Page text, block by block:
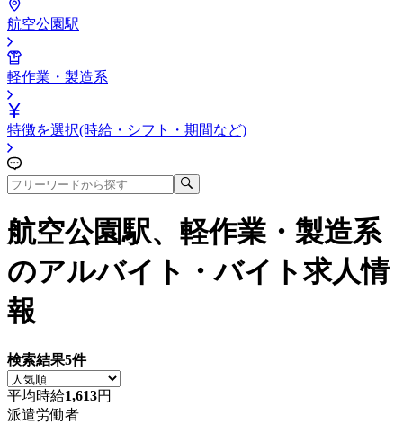
航空公園駅
軽作業・製造系
特徴を選択(時給・シフト・期間など)
航空公園駅、軽作業・製造系
のアルバイト・バイト求人情
報
検索結果5件
平均時給1,613円
派遣労働者